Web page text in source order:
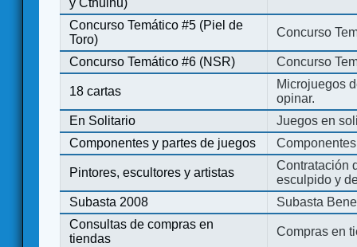
y Cthulhu)
Concurso Temático #5 (Piel de
Toro)
Concurso
Concurso Temático #6 (NSR) Concurso
18 cartas
Microjuegos
opinar.
En Solitario
Juegos en
Componentes y partes de juegos
Pintores, escultores y artistas
Contratación
esculpido y
Subasta 2008
Subasta
Consultas de compras en
tiendas
Compras en